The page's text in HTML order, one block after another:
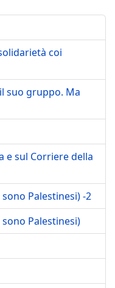
coi
suo gruppo. Ma
e sul Corriere della
Palestinesi) -2
Palestinesi)